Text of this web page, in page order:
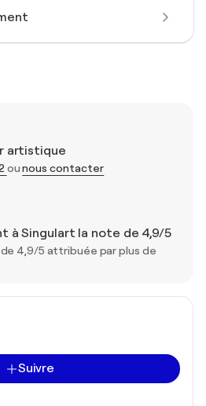
artistique
ounous contacter
à Singulart la note de 4,9/5
4,9/5 attribuée par plus de
Suivre